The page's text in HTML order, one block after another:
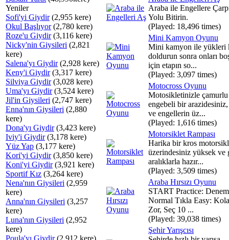
Yeniler
Sofi'yi Giydir(2,955 kere)
Okul Başlıyor(2,780 kere)
Roze'u Giydir(3,116 kere)
Nicky'nin Giysileri (2,821
kere)
Salena'yı Giydir(2,928 kere)
Keny'i Giydir(3,317 kere)
Silviya Giydir(3,028 kere)
Uma'yı Giydir(3,524 kere)
Jil'in Giysileri (2,747 kere)
Enna'nın Giysileri (2,880
kere)
Dona'yı Giydir(3,423 kere)
Iviy'i Giydir(3,178 kere)
Yüz Yap (3,177 kere)
Kori'yi Giydir(3,850 kere)
Koni'yi Giydir(3,921 kere)
Sportif Kız (3,264 kere)
Nena'nın Giysileri (2,959
kere)
Anna'nın Giysileri (3,257
kere)
Luna'nın Giysileri (2,952
kere)
Poula'yı Giydir(2,912 kere)
Araba ile Engellere
Yolu Bitirin.
(Played: 18,496 times)
Mini Kamyon Oyunu
Mini kamyon ile yükleri
doldurun sonra onları
için etapın so...
(Played: 3,097 times)
Motocross Oyunu
Motosikletinizle çamurlu
engebeli bir
ve engellerin üz...
(Played: 1,616 times)
Motorsiklet Rampası
Harika bir kros
üzerindesiniz yüksek ve
aralıklarla hazır...
(Played: 3,509 times)
Araba Hırsızı Oyunu
START Practice:
Normal Tıkla Easy:
Zor, Seç 10 ...
(Played: 39,038 times)
Şehir Yarışcısı